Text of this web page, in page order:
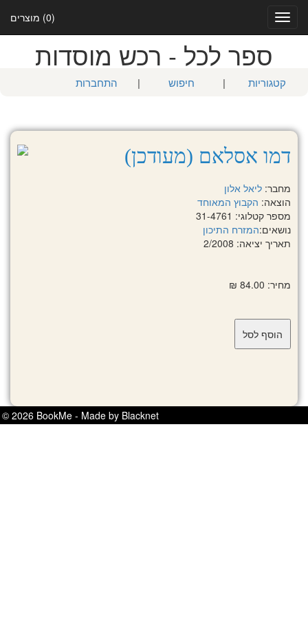
(0) מוצרים
Toggle
navigation
ספר לכל - רכש מוסדות
קטגוריות | חיפוש | התחברות
דמו אסלאם (מעודכן)
מחבר: ליאל אלון
הוצאה: הקבוץ המאוחד
מספר קטלוגי: 31-4761
נושאים:המזרח התיכון
תאריך יציאה: 2/2008
מחיר: 84.00 ₪
© 2026 BookMe - Made by Blacknet